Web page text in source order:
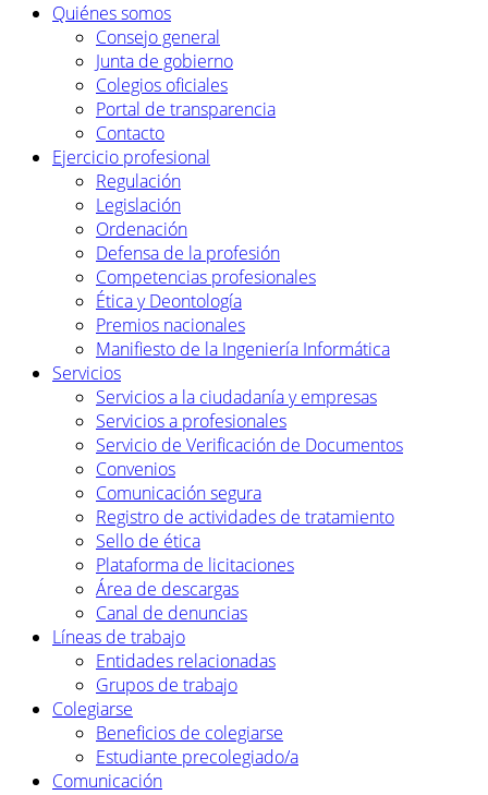
Quiénes somos
Consejo general
Junta de gobierno
Colegios oficiales
Portal de transparencia
Contacto
Ejercicio profesional
Regulación
Legislación
Ordenación
Defensa de la profesión
Competencias profesionales
Ética y Deontología
Premios nacionales
Manifiesto de la Ingeniería Informática
Servicios
Servicios a la ciudadanía y empresas
Servicios a profesionales
Servicio de Verificación de Documentos
Convenios
Comunicación segura
Registro de actividades de tratamiento
Sello de ética
Plataforma de licitaciones
Área de descargas
Canal de denuncias
Líneas de trabajo
Entidades relacionadas
Grupos de trabajo
Colegiarse
Beneficios de colegiarse
Estudiante precolegiado/a
Comunicación